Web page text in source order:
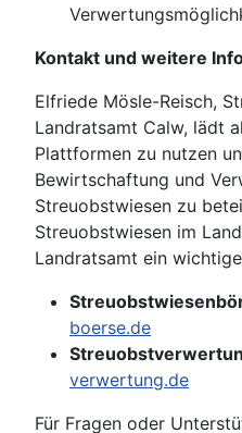
Kontakt und weitere
Elfriede Mösle-Reisch,
Landratsamt Calw, lädt
Plattformen zu nutzen
Bewirtschaftung und
Streuobstwiesen zu
Streuobstwiesen im
Landratsamt ein
boerse.de
verwertung.de
Für Fragen oder